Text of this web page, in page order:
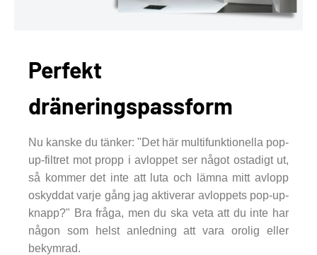
Perfekt
dräneringspassform
Nu kanske du tänker: "Det här multifunktionella pop-
up-filtret mot propp i avloppet ser något ostadigt ut,
så kommer det inte att luta och lämna mitt avlopp
oskyddat varje gång jag aktiverar avloppets pop-up-
knapp?" Bra fråga, men du ska veta att du inte har
någon som helst anledning att vara orolig eller
bekymrad.